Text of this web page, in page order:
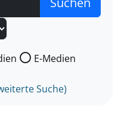
der Sie suchen wollen.
E-Medien
Suche)